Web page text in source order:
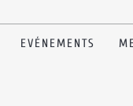
EVÉNEMENTS